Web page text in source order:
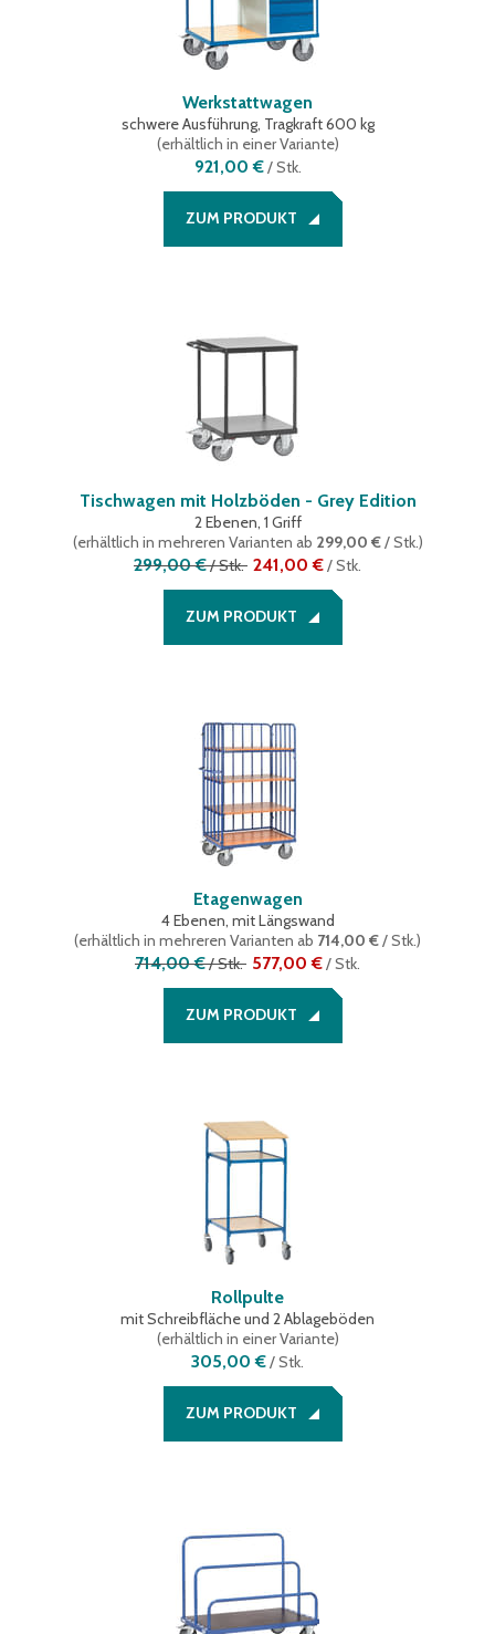
Werkstattwagen
schwere Ausführung, Tragkraft 600 kg
(erhältlich in einer Variante)
921,00 €/Stk.
ZUM PRODUKT
Tischwagen mit Holzböden - Grey Edition
2 Ebenen, 1 Griff
(erhältlich in mehreren Varianten ab 299,00 €/ Stk.)
299,00 €/Stk. 241,00 €/Stk.
ZUM PRODUKT
Etagenwagen
4 Ebenen, mit Längswand
(erhältlich in mehreren Varianten ab 714,00 €/ Stk.)
714,00 €/Stk. 577,00 €/Stk.
ZUM PRODUKT
Rollpulte
mit Schreibfläche und 2 Ablageböden
(erhältlich in einer Variante)
305,00 €/Stk.
ZUM PRODUKT